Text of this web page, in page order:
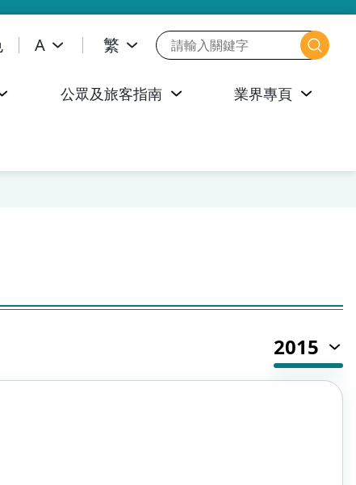
A 繁
公眾及旅客指南 業界專頁
2015